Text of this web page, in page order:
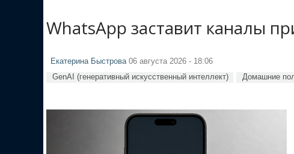
WhatsApp заставит каналы
Екатерина Быстрова 06 августа 2026 - 18:06
GenAI (генеративный искусственный интеллект) Домашние